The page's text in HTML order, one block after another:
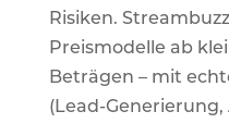
Risiken.
Preismodelle ab
Beträgen – mit
(Lead-